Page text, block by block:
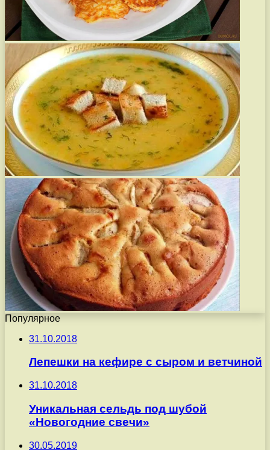
Популярное
31.10.2018
Лепешки на кефире с сыром и ветчиной
31.10.2018
Уникальная сельдь под шубой
«Новогодние свечи»
30.05.2019